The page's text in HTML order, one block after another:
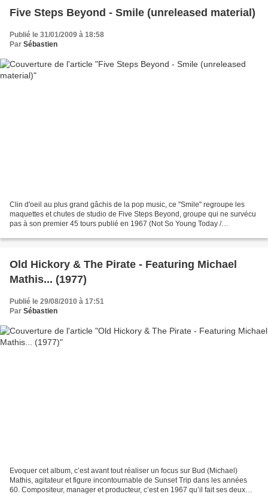
Five Steps Beyond - Smile (unreleased material)
Publié le 31/01/2009 à 18:58
Par Sébastien
Clin d'oeil au plus grand gâchis de la pop music, ce "Smile" regroupe les
maquettes et chutes de studio de Five Steps Beyond, groupe qui ne survécu
pas à son premier 45 tours publié en 1967 (Not So Young Today /
Old Hickory & The Pirate - Featuring Michael
Mathis... (1977)
Publié le 29/08/2010 à 17:51
Par Sébastien
Evoquer cet album, c’est avant tout réaliser un focus sur Bud (Michael)
Mathis, agitateur et figure incontournable de Sunset Trip dans les années
60. Compositeur, manager et producteur, c’est en 1967 qu’il fait ses deux